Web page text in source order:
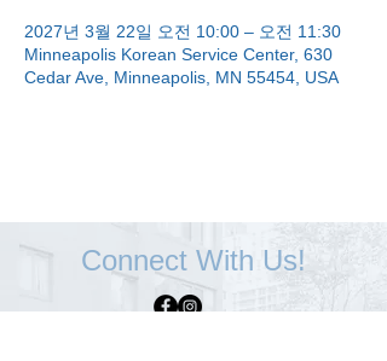
2027년 3월 22일 오전 10:00 – 오전 11:30
Minneapolis Korean Service Center, 630
Cedar Ave, Minneapolis, MN 55454, USA
Connect With Us!